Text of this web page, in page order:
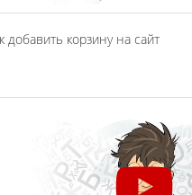
добавить корзину на сайт